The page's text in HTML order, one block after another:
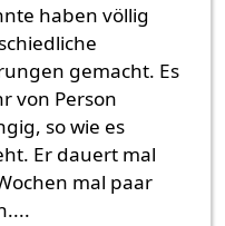
haben völlig
gemacht. Es
von Person
so wie es
Er dauert mal
mal paar